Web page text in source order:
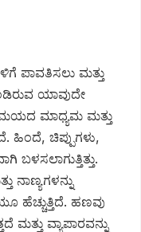
ಪಾವತಿಸಲು ಮತ್ತು
ಯಾವುದೇ
ಮಾಧ್ಯಮ ಮತ್ತು
ಹಿಂದೆ, ಚಿಪ್ಪುಗಳು,
ಬಳಸಲಾಗುತ್ತಿತ್ತು.
ನಾಣ್ಯಗಳನ್ನು
ಹೆಚ್ಚುತ್ತಿದೆ. ಹಣವು
ವ್ಯಾಪಾರವನ್ನು